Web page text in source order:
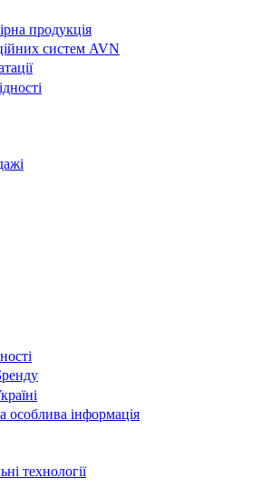
продукція
систем AVN
особлива інформація
технології